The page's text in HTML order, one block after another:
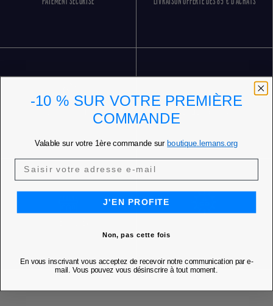
SERVICE CLIENT 5 JOURS SUR 7
-10 % SUR VOTRE PREMIÈRE
COMMANDE
Valable sur votre 1ère commande sur boutique.lemans.org
J'EN PROFITE
Non, pas cette fois
En vous inscrivant vous acceptez de recevoir notre communication par e-
mail. Vous pouvez vous désinscrire à tout moment.